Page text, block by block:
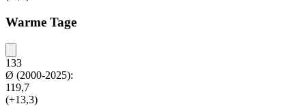
Warme Tage
133
Ø (2000-2025):
119,7
(+13,3)